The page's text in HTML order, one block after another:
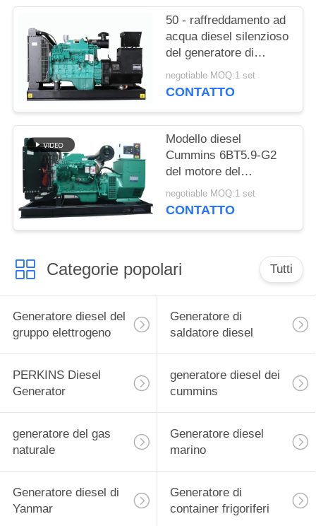
50 - raffreddamento ad
acqua diesel silenzioso
del generatore di
1250kva Cummins con
l'alternatore di
negotiable MOQ:1 set
CONTATTO
Modello diesel
Cummins 6BT5.9-G2
del motore del
generatore di
rendimento elevato
negotiable MOQ:1 set
CONTATTO
Categorie popolari Tutti
Generatore diesel del
gruppo elettrogeno
Generatore di
saldatore diesel
PERKINS Diesel
Generator
generatore diesel dei
cummins
generatore del gas
naturale
Generatore diesel
marino
Generatore diesel di
Yanmar
Generatore di
container frigoriferi